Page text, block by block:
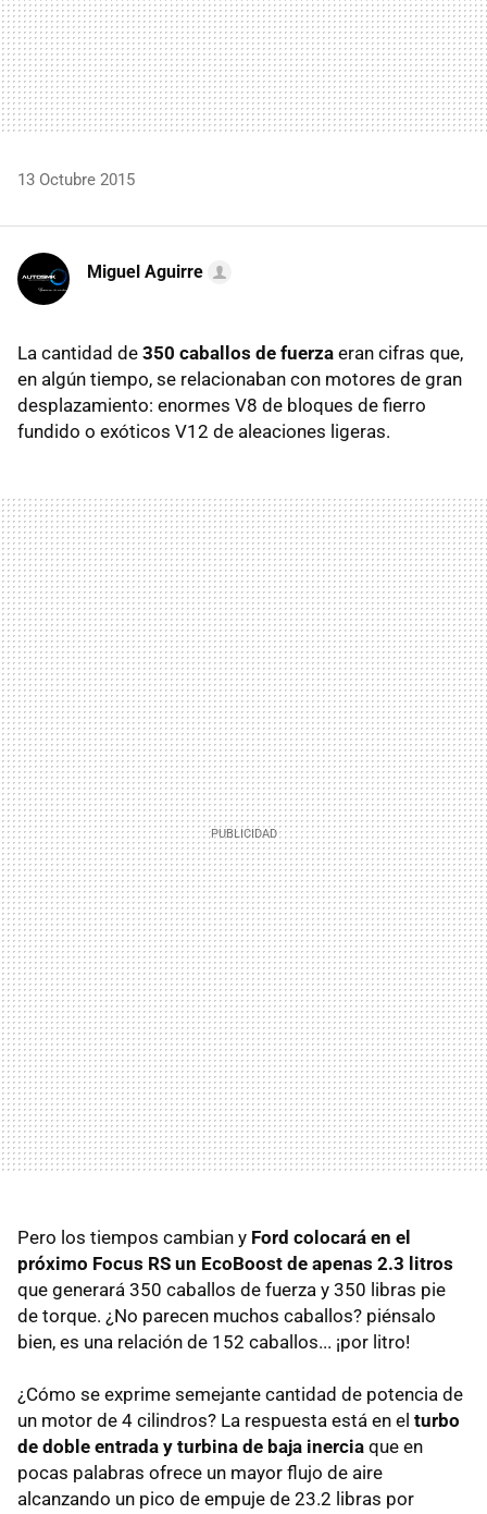
13 Octubre 2015
Miguel Aguirre
La cantidad de 350 caballos de fuerza eran cifras que,
en algún tiempo, se relacionaban con motores de gran
desplazamiento: enormes V8 de bloques de fierro
fundido o exóticos V12 de aleaciones ligeras.
Pero los tiempos cambian y Ford colocará en el
próximo Focus RS un EcoBoost de apenas 2.3 litros
que generará 350 caballos de fuerza y 350 libras pie
de torque. ¿No parecen muchos caballos? piénsalo
bien, es una relación de 152 caballos... ¡por litro!
¿Cómo se exprime semejante cantidad de potencia de
un motor de 4 cilindros? La respuesta está en el turbo
de doble entrada y turbina de baja inercia que en
pocas palabras ofrece un mayor flujo de aire
alcanzando un pico de empuje de 23.2 libras por